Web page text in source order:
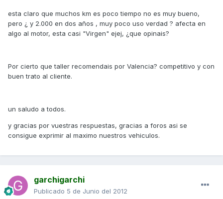
esta claro que muchos km es poco tiempo no es muy bueno,
pero ¿ y 2.000 en dos años , muy poco uso verdad ? afecta en
algo al motor, esta casi "Virgen" ejej, ¿que opinais?
Por cierto que taller recomendais por Valencia? competitivo y con
buen trato al cliente.
un saludo a todos.
y gracias por vuestras respuestas, gracias a foros asi se
consigue exprimir al maximo nuestros vehiculos.
garchigarchi
Publicado 5 de Junio del 2012